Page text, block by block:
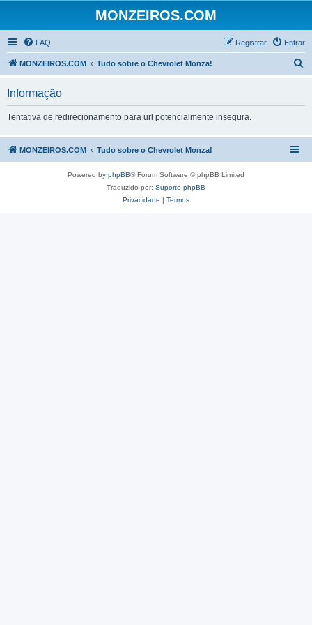
MONZEIROS.COM
FAQ Entrar
Registrar
MONZEIROS.COM Tudo sobre o Chevrolet Monza!
s
Informação
Tentativa de redirecionamento para url potencialmente insegura.
MONZEIROS.COM Tudo sobre o Chevrolet Monza!
Powered by phpBB® Forum Software © phpBB Limited
Traduzido por: Suporte phpBB
Privacidade | Termos